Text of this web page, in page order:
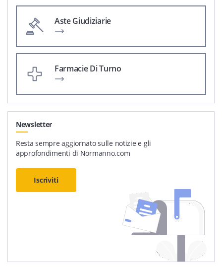
Aste Giudiziarie
Farmacie Di Turno
Newsletter
Resta sempre aggiornato sulle notizie e gli
approfondimenti di Normanno.com
Iscriviti